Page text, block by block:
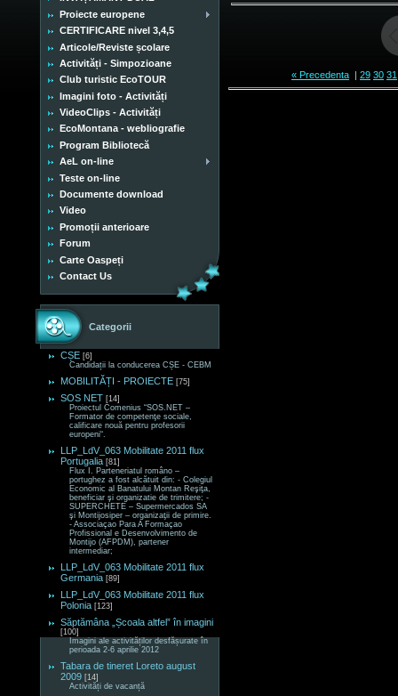
Proiecte europene
CERTIFICARE nivel 3,4,5
Articole/Reviste școlare
Activități - Simpozioane
Club turistic EcoTOUR
Imagini foto - Activități
VideoClips - Activități
EcoMontana - webliografie
Program Bibliotecă
AeL on-line
Teste on-line
Documente download
Video
Promoții anterioare
Forum
Carte Oaspeți
Contact Us
Categorii
CȘE [6]
Candidații la conducerea CȘE - CEBM
MOBILITĂȚI - PROIECTE [75]
SOS NET [14]
Proiectul Comenius “SOS.NET –
Formator de competenţe sociale,
calificare nouă pentru profesorii
europeni“.
LLP_LdV_063 Mobilitate 2011 flux
Portugalia [81]
Flux I. Parteneriatul româno –
portughez a fost alcătuit din: - Colegiul
Economic al Banatului Montan Reşiţa,
beneficiar şi organizatie de trimitere; -
SUPERCHETE – Supermercados SA
şi Montijosiper – organizaţii de primire.
- Associaçao Para A Formaçao
Profissional e Desenvolvimento de
Montijo (AFPDM), partener
intermediar;
LLP_LdV_063 Mobilitate 2011 flux
Germania [89]
LLP_LdV_063 Mobilitate 2011 flux
Polonia [123]
Săptămâna „Școala altfel” în imagini
[100]
Imagini ale activităților desfășurate în
perioada 2-6 aprilie 2012
Tabara de tineret Loreto august
2009 [14]
Activități de vacanță
« Precedenta | 29 30 31